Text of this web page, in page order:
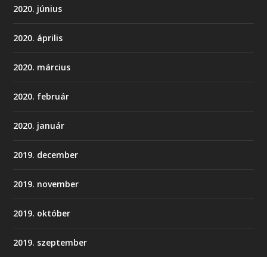
2020. június
2020. április
2020. március
2020. február
2020. január
2019. december
2019. november
2019. október
2019. szeptember